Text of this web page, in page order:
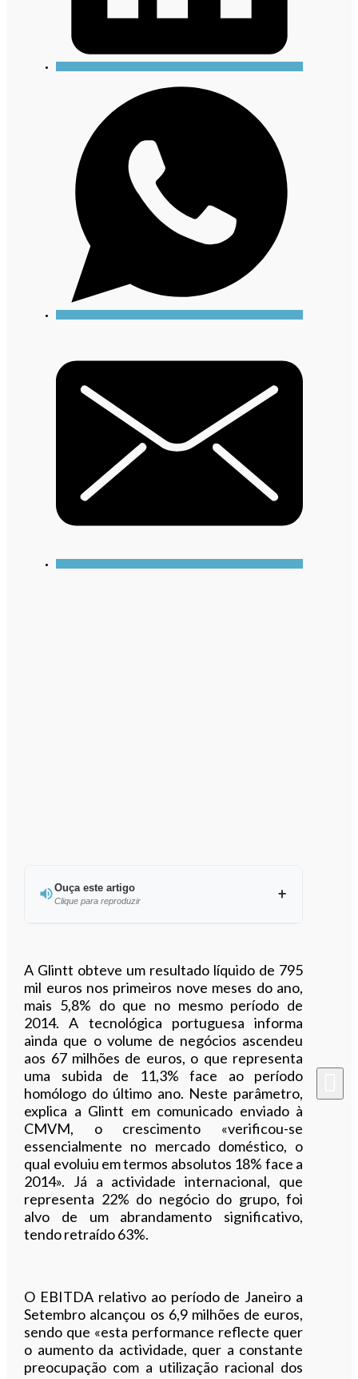
Ouça este artigo
Clique para reproduzir
A Glintt obteve um resultado líquido de 795
mil euros nos primeiros nove meses do ano,
mais 5,8% do que no mesmo período de
2014. A tecnológica portuguesa informa
ainda que o volume de negócios ascendeu
aos 67 milhões de euros, o que representa
uma subida de 11,3% face ao período
homólogo do último ano. Neste parâmetro,
explica a Glintt em comunicado enviado à
CMVM, o crescimento «verificou-se
essencialmente no mercado doméstico, o
qual evoluiu em termos absolutos 18% face a
2014». Já a actividade internacional, que
representa 22% do negócio do grupo, foi
alvo de um abrandamento significativo,
tendo retraído 63%.
O EBITDA relativo ao período de Janeiro a
Setembro alcançou os 6,9 milhões de euros,
sendo que «esta performance reflecte quer
o aumento da actividade, quer a constante
preocupação com a utilização racional dos